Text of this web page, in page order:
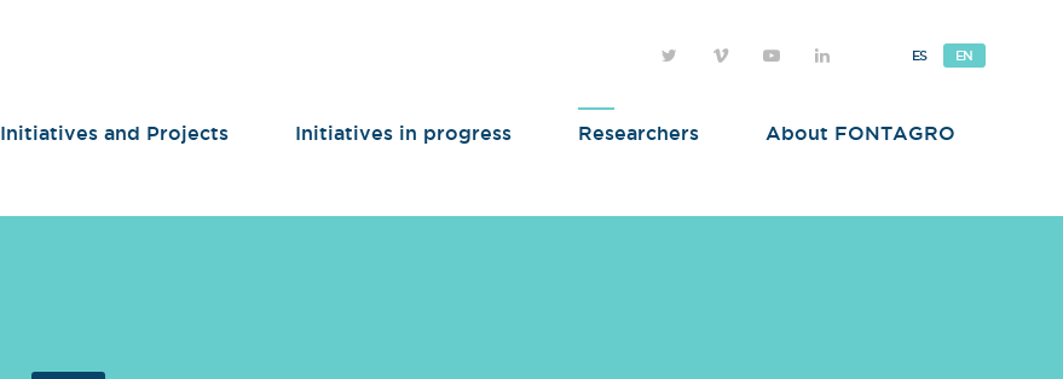
ES EN
Initiatives and Projects Initiatives in progress Researchers About FONTAGRO